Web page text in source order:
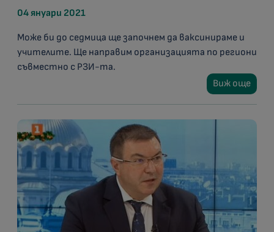
04 януари 2021
Може би до седмица ще започнем да ваксинираме и
учителите. Ще направим организацията по региони
съвместно с РЗИ-та.
Виж още